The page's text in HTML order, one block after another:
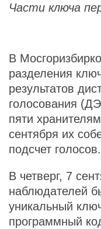
Части ключа
В
разделения
результатов
голосования
пяти
сентября их
подсчет голосов.
В четверг, 7
наблюдателей
уникальный
программный